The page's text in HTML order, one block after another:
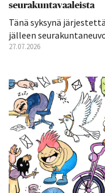
seurakuntavaaleista
Tänä syksynä
jälleen
27.07.2026